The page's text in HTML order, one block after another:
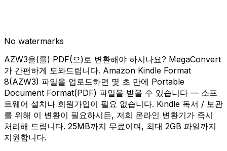
No watermarks
AZW3을(를) PDF(으)로 변환해야 하시나요? MegaConvert
가 간편하게 도와드립니다. Amazon Kindle Format
8(AZW3) 파일을 업로드하면 몇 초 만에 Portable
Document Format(PDF) 파일을 받을 수 있습니다 — 소프
트웨어 설치나 회원가입이 필요 없습니다. Kindle 독서 / 보관
를 위해 이 변환이 필요하시든, 저희 온라인 변환기가 즉시
처리해 드립니다. 25MB까지 무료이며, 최대 2GB 파일까지
지원합니다.